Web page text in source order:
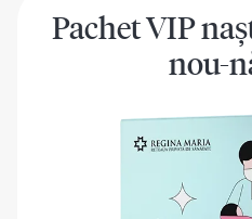
Pachet VIP
nou-